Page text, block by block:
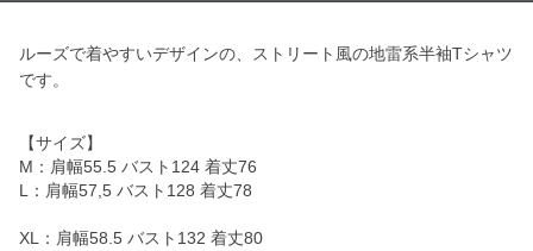
ルーズで着やすいデザインの、ストリート風の地雷系半袖Tシャツ
です。
【サイズ】
M：肩幅55.5 バスト124 着丈76
L：肩幅57,5 バスト128 着丈78
XL：肩幅58.5 バスト132 着丈80